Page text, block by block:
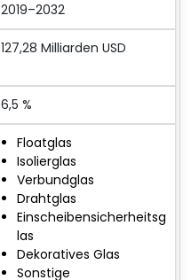
2019–2032
127,28 Milliarden USD
6,5 %
Floatglas
Isolierglas
Verbundglas
Drahtglas
Einscheibensicherheitsg
las
Dekoratives Glas
Sonstige